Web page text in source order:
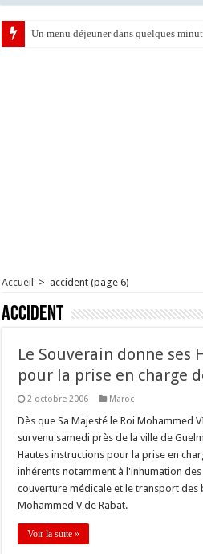
Un menu déjeuner dans quelques
Accueil > accident (page 6)
accident
Le Souverain donne ses
pour la prise en charge
2 octobre 2006 Maroc
Dès que Sa Majesté le Roi Mohammed
survenu samedi près de la ville de
Hautes instructions pour la prise en
inhérents notamment à l'inhumation
couverture médicale et le transport des
Mohammed V de Rabat.
Voir la suite »